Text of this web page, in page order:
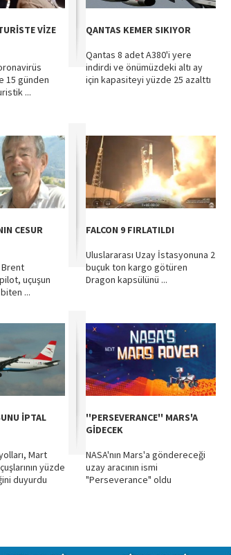
VİZE
15 günden
...
QANTAS KEMER SIKIYOR
Qantas 8 adet A380'i yere
indirdi ve önümüzdeki altı ay
için kapasiteyi yüzde 25 azalttı
CESUR
Brent
uçuşun
...
FALCON 9 FIRLATILDI
Uluslararası Uzay İstasyonuna 2
buçuk ton kargo götüren
Dragon kapsülünü ...
İPTAL
Mart
yüzde
duyurdu
''PERSEVERANCE'' MARS'A
GİDECEK
NASA'nın Mars'a göndereceği
uzay aracının ismi
"Perseverance" oldu